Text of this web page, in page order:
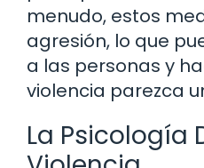
menudo, estos
agresión, lo que
a las personas y
violencia parezca
La Psicología